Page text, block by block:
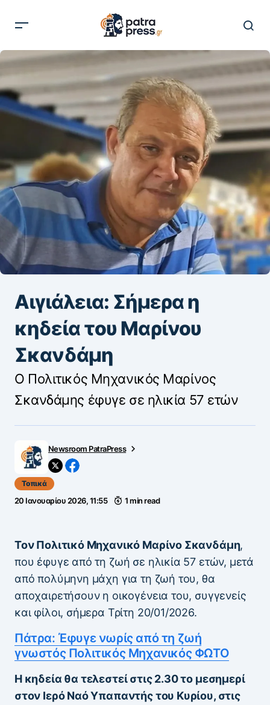
Αιγιάλεια: Σήμερα η
κηδεία του Μαρίνου
Σκανδάμη
Ο Πολιτικός Μηχανικός Μαρίνος
Σκανδάμης έφυγε σε ηλικία 57 ετών
Newsroom PatraPress
Τοπικά
20 Ιανουαρίου 2026, 11:55 1 min read
Τον Πολιτικό Μηχανικό Μαρίνο Σκανδάμη,
που έφυγε από τη ζωή σε ηλικία 57 ετών, μετά
από πολύμηνη μάχη για τη ζωή του, θα
αποχαιρετήσουν η οικογένεια του, συγγενείς
και φίλοι, σήμερα Τρίτη 20/01/2026.
Πάτρα: Έφυγε νωρίς από τη ζωή
γνωστός Πολιτικός Μηχανικός ΦΩΤΟ
Η κηδεία θα τελεστεί στις 2.30 το μεσημερί
στον Ιερό Ναό Υπαπαντής του Κυρίου, στις